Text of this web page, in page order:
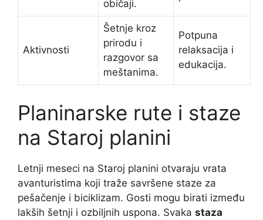
običaji.
Aktivnosti
Šetnje kroz
prirodu i
razgovor sa
meštanima.
Potpuna
relaksacija i
edukacija.
Planinarske rute i staze
na Staroj planini
Letnji meseci na Staroj planini otvaraju vrata
avanturistima koji traže savršene staze za
pešačenje i biciklizam. Gosti mogu birati između
lakših šetnji i ozbiljnih uspona. Svaka staza